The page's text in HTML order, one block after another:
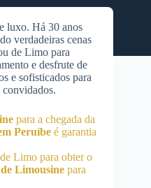
luxo. Há 30 anos
verdadeiras cenas
de Limo para
e desfrute de
e sofisticados para
convidados.
para a chegada da
Peruíbe é garantia
Limo para obter o
Limousine para